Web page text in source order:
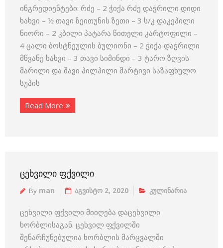
ინგრედიენტები: რძე – 2 ჭიქა რძე დაჭრილი დიდი
ხახვი – 1⁄2 თავი ზეითუნის ზეთი – 3 ს/კ დაკეპილი
ნიორი – 2 კბილი პატარა წითელი კარტოფილი –
4 ცალი ბოსტნეულის ბულიონი – 2 ჭიქა დაჭრილი
მწვანე ხახვი – 3 თავი სიმინდი – 3 ტარო ზღვის
მარილი და შავი პილპილი მარტივი საზაფხულო
სუპის
Read More
ᲪᲔᲮᲕᲘᲚᲘ ᲤᲥᲕᲘᲚᲘ
By man აგვისტო 2, 2020 კულინარია
ცეხვილი ფქვილი მიიღება დაცეხვილი
ხორბლისაგან. ცეხვილ ფქვილში
შენარჩუნებულია ხორბლის მარცვალში